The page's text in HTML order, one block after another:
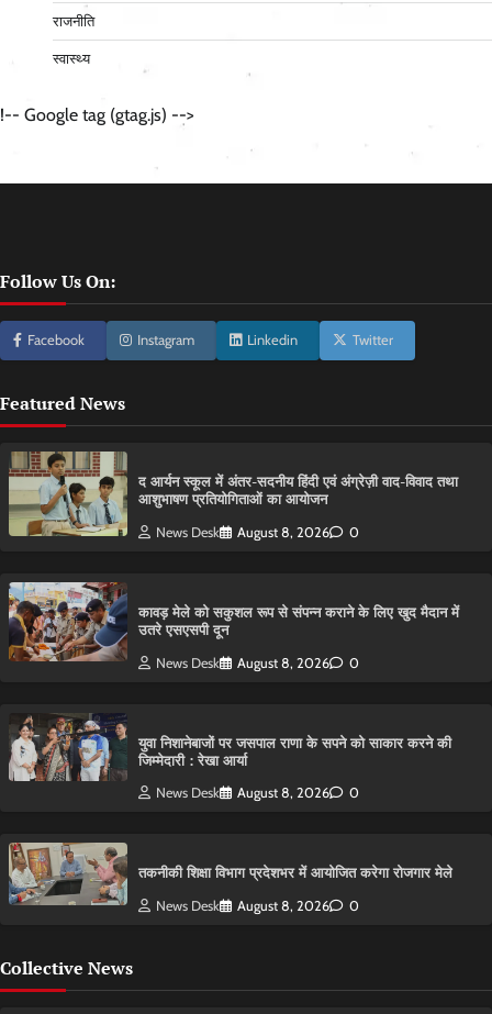
राजनीति
स्वास्थ्य
!-- Google tag (gtag.js) -->
Follow Us On:
Facebook Instagram Linkedin Twitter
Featured News
द आर्यन स्कूल में अंतर-सदनीय हिंदी एवं अंग्रेज़ी वाद-विवाद तथा
आशुभाषण प्रतियोगिताओं का आयोजन
News Desk August 8, 2026 0
कावड़ मेले को सकुशल रूप से संपन्न कराने के लिए खुद मैदान में
उतरे एसएसपी दून
News Desk August 8, 2026 0
युवा निशानेबाजों पर जसपाल राणा के सपने को साकार करने की
जिम्मेदारी : रेखा आर्या
News Desk August 8, 2026 0
तकनीकी शिक्षा विभाग प्रदेशभर में आयोजित करेगा रोजगार मेले
News Desk August 8, 2026 0
Collective News